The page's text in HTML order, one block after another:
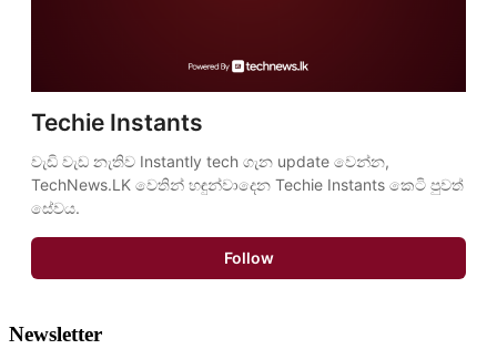
Techie Instants
වැඩි වැඩ නැතිව Instantly tech ගැන update වෙන්න,
TechNews.LK වෙතින් හඳුන්වාදෙන Techie Instants කෙටි පුවත්
සේවය.
Follow
Newsletter